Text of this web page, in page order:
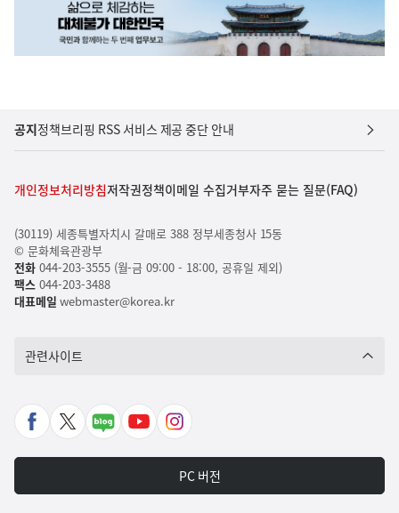
공지정책브리핑 RSS 서비스 제공 중단 안내
개인정보처리방침저작권정책이메일 수집거부자주 묻는 질문(FAQ)
(30119) 세종특별자치시 갈매로 388 정부세종청사 15동
© 문화체육관광부
전화044-203-3555 (월-금 09:00 - 18:00, 공휴일 제외)
팩스 044-203-3488
대표메일 webmaster@korea.kr
관련사이트
페
X
네
유
인
타
그
PC 버전